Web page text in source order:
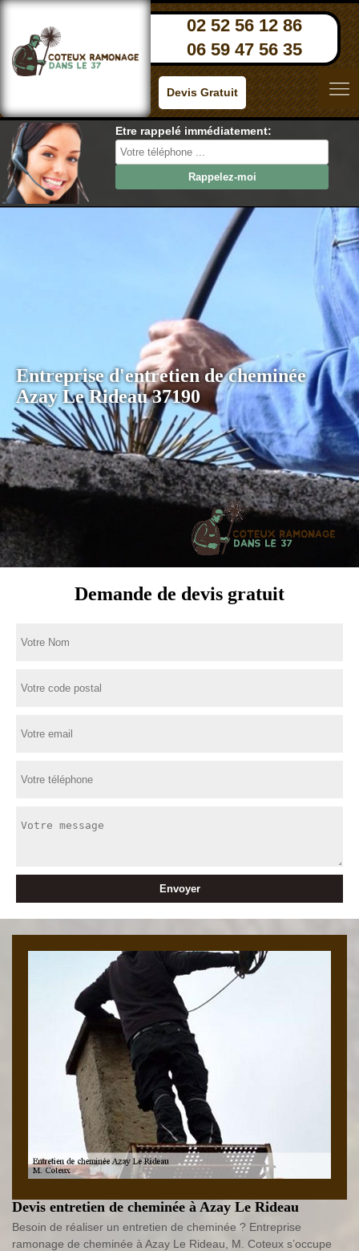
02 52 56 12 86
06 59 47 56 35
Devis Gratuit
Etre rappelé immédiatement:
Entreprise d'entretien de cheminée
Azay Le Rideau 37190
Demande de devis gratuit
Devis entretien de cheminée à Azay Le Rideau
Besoin de réaliser un entretien de cheminée ? Entreprise
ramonage de cheminée à Azay Le Rideau, M. Coteux s’occupe